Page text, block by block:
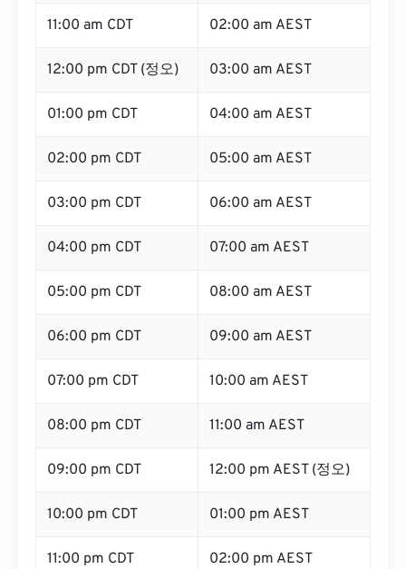
11:00 am CDT 02:00 am AEST
12:00 pm CDT (정오) 03:00 am AEST
01:00 pm CDT 04:00 am AEST
02:00 pm CDT 05:00 am AEST
03:00 pm CDT 06:00 am AEST
04:00 pm CDT 07:00 am AEST
05:00 pm CDT 08:00 am AEST
06:00 pm CDT 09:00 am AEST
07:00 pm CDT 10:00 am AEST
08:00 pm CDT 11:00 am AEST
09:00 pm CDT 12:00 pm AEST (정오)
10:00 pm CDT 01:00 pm AEST
11:00 pm CDT 02:00 pm AEST